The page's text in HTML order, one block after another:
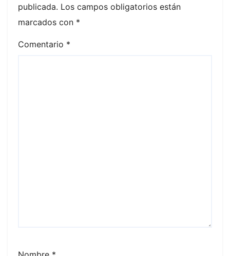
publicada. Los campos obligatorios están
marcados con *
Comentario *